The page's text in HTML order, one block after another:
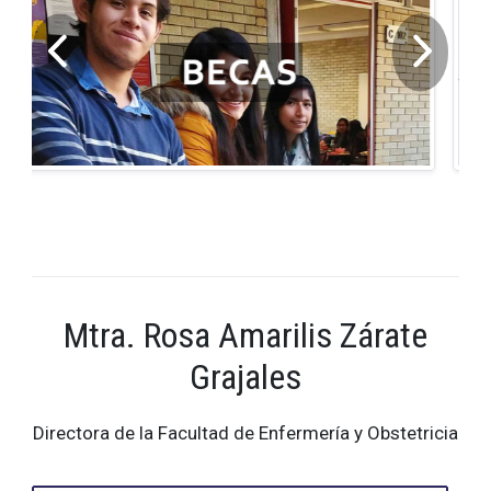
Mtra. Rosa Amarilis Zárate
Grajales
Directora de la Facultad de Enfermería y Obstetricia